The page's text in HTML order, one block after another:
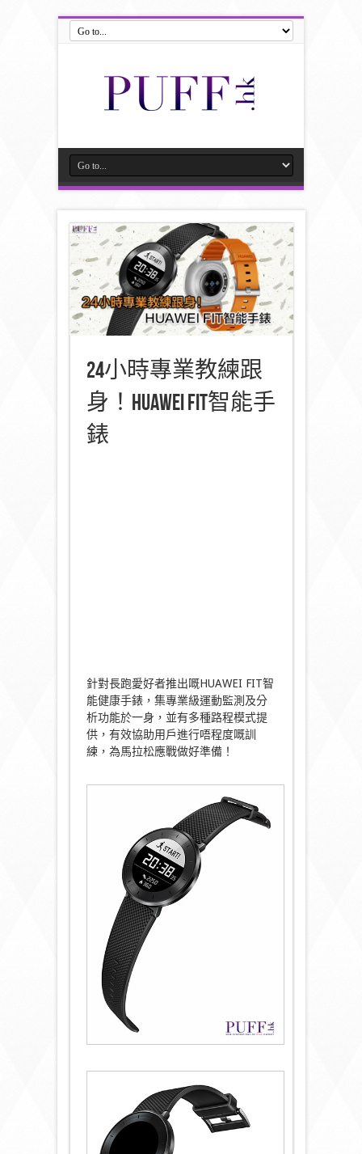
24小時專業教練跟
身！HUAWEI FIT智能手
錶
針對長跑愛好者推出嘅HUAWEI FIT智
能健康手錶，集專業級運動監測及分
析功能於一身，並有多種路程模式提
供，有效協助用戶進行唔程度嘅訓
練，為馬拉松應戰做好準備！